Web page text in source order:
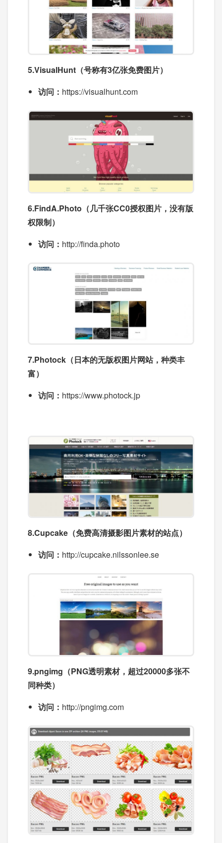
5.VisualHunt（号称有3亿张免费图片）
访问： https://visualhunt.com
6.FindA.Photo（几千张CC0授权图片，没有版
权限制）
访问： http://finda.photo
7.Photock（日本的无版权图片网站，种类丰
富）
访问： https://www.photock.jp
8.Cupcake（免费高清摄影图片素材的站点）
访问： http://cupcake.nilssonlee.se
9.pngimg（PNG透明素材，超过20000多张不
同种类）
访问： http://pngimg.com